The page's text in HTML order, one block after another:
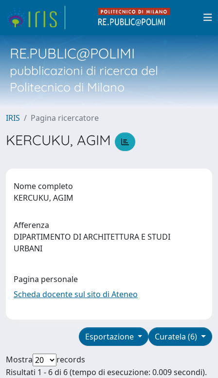
RE.PUBLIC@POLIMI
pubblicazioni di ricerca del
Politecnico di Milano
IRIS Pagina ricercatore
KERCUKU, AGIM
Nome completo
KERCUKU, AGIM
Afferenza
DIPARTIMENTO DI ARCHITETTURA E STUDI
URBANI
Pagina personale
Scheda docente sul sito di Ateneo
Curatela (6)
Esportazione
Mostra
records
Risultati 1 - 6 di 6 (tempo di esecuzione: 0.009 secondi).